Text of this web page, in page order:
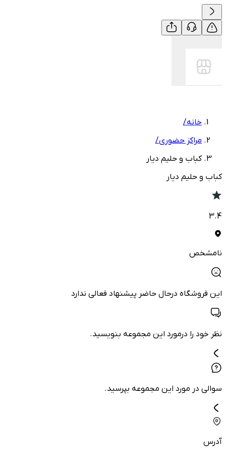
خانه/
مراکز حضوری/
کباب و حلیم دیار
کباب و حلیم دیار
3.4
نامشخص
این فروشگاه درحال حاضر پیشنهاد فعالی ندارد
نظر خود را درمورد این مجموعه بنویسید.
سوالی در مورد این مجموعه بپرسید.
آدرس